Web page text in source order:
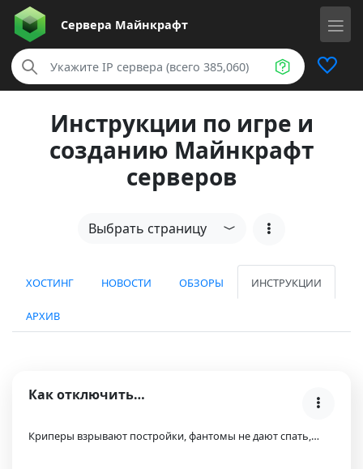
Сервера Майнкрафт
Инструкции по игре и
созданию Майнкрафт
серверов
Выбрать страницу
ХОСТИНГ НОВОСТИ ОБЗОРЫ ИНСТРУКЦИИ
АРХИВ
Как отключить криперов, фантомов и разрушение блок…
Криперы взрывают постройки, фантомы не дают спать,…